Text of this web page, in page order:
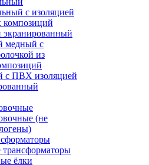
с изоляцией
композиций
медный с
из
с ПВХ изоляцией
(не